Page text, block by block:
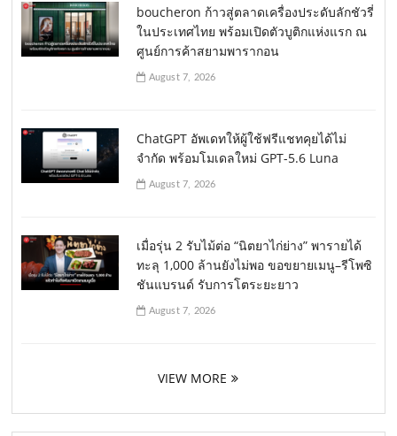
boucheron ก้าวสู่ตลาดเครื่องประดับลักชัวรี่
ในประเทศไทย พร้อมเปิดตัวบูติกแห่งแรก ณ
ศูนย์การค้าสยามพารากอน
August 7, 2026
ChatGPT อัพเดทให้ผู้ใช้ฟรีแชทคุยได้ไม่
จำกัด พร้อมโมเดลใหม่ GPT-5.6 Luna
August 7, 2026
เมื่อรุ่น 2 รับไม้ต่อ “นิตยาไก่ย่าง” พารายได้
ทะลุ 1,000 ล้านยังไม่พอ ขอขยายเมนู–รีโพซิ
ชันแบรนด์ รับการโตระยะยาว
August 7, 2026
VIEW MORE